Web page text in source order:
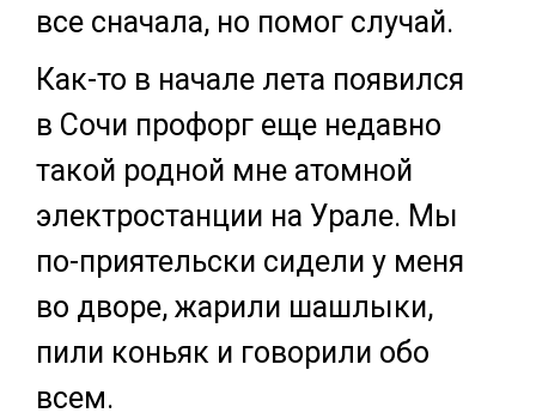
все сначала, но помог случай.
Как-то в начале лета появился
в Сочи профорг еще недавно
такой родной мне атомной
электростанции на Урале. Мы
по-приятельски сидели у меня
во дворе, жарили шашлыки,
пили коньяк и говорили обо
всем.